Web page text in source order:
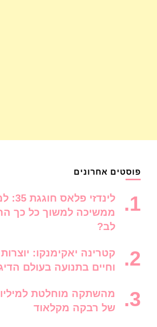
פוסטים אחרונים
לינדזי
ממשיכה למשוך כל כך
לב?
קטרינה יאקימנקו:
וחיים בתנועה בעולם
מהשתקה מוחלטת
של רבקה מקלאוד